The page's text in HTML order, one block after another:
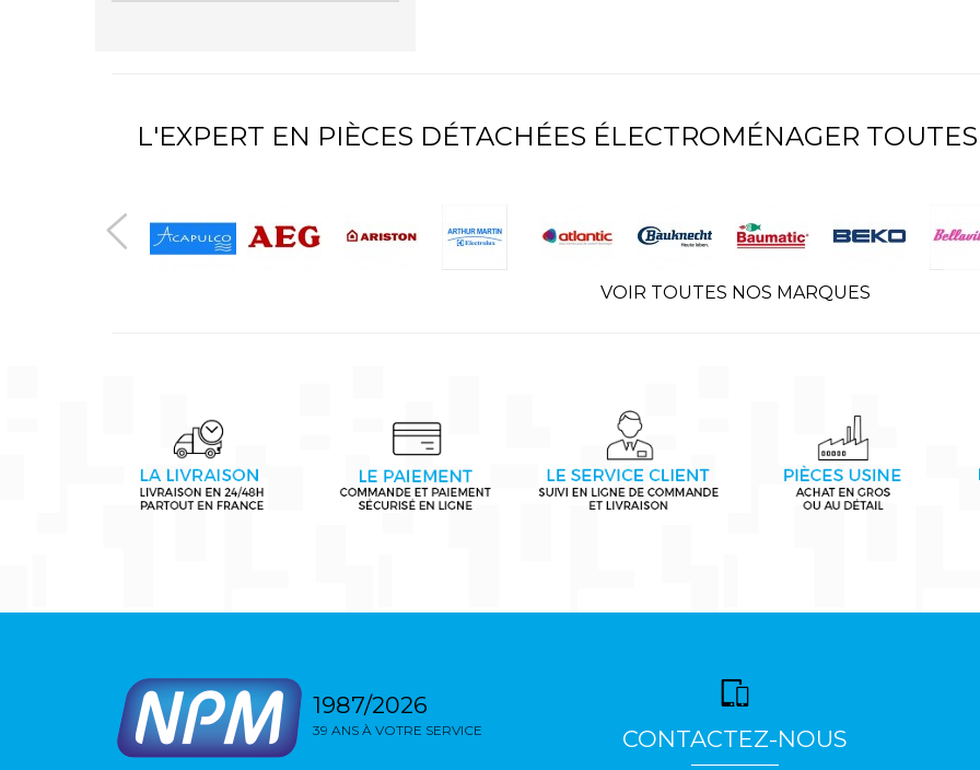
L'EXPERT EN PIÈCES DÉTACHÉES ÉLECTROMÉNAGER
VOIR TOUTES NOS MARQUES
1987/2026
39 ANS À VOTRE SERVICE CONTACTEZ-NOUS